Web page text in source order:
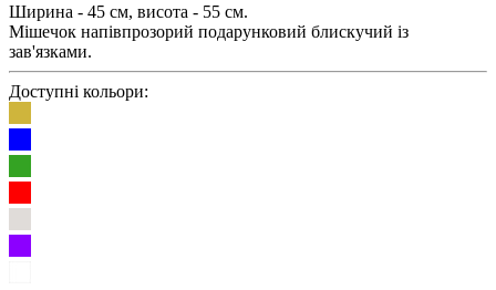
Ширина - 45 см, висота - 55 см.
Мішечок напівпрозорий подарунковий блискучий із
зав'язками.
Доступні кольори: